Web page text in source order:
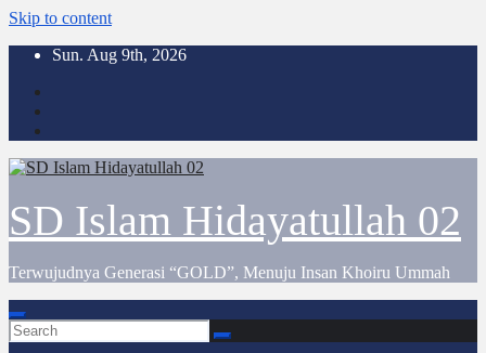
Skip to content
Sun. Aug 9th, 2026
SD Islam Hidayatullah 02
Terwujudnya Generasi “GOLD”, Menuju Insan Khoiru Ummah